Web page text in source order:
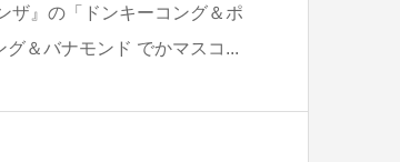
ザ』の「ドンキーコング＆ポ
＆バナモンド でかマスコ...